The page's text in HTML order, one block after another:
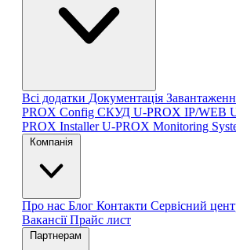
Всі додатки Документація
PROX Config СКУД U-PROX IP/WEB
PROX InstallerU-PROX Monitoring
Компанія
Про нас Блог Контакти Сервісний
ВакансіїПрайс лист
Партнерам